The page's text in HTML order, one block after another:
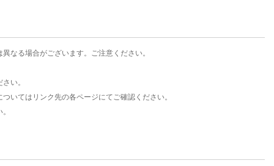
なる場合がございます。ご注意ください。
い。
いてはリンク先の各ページにてご確認ください。